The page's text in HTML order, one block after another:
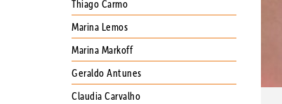
Thiago Carmo
Marina Lemos
Marina Markoff
Geraldo Antunes
Claudia Carvalho